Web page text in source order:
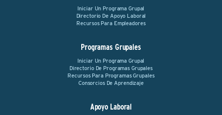
Iniciar Un Programa Grupal
Directorio De Apoyo Laboral
Recursos Para Empleadores
Programas Grupales
Iniciar Un Programa Grupal
Directorio De Programas Grupales
Recursos Para Programas Grupales
Consorcios De Aprendizaje
Apoyo Laboral